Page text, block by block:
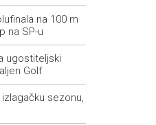
na 100 m
na SP-u
ugostiteljski
Golf
izlagačku sezonu,